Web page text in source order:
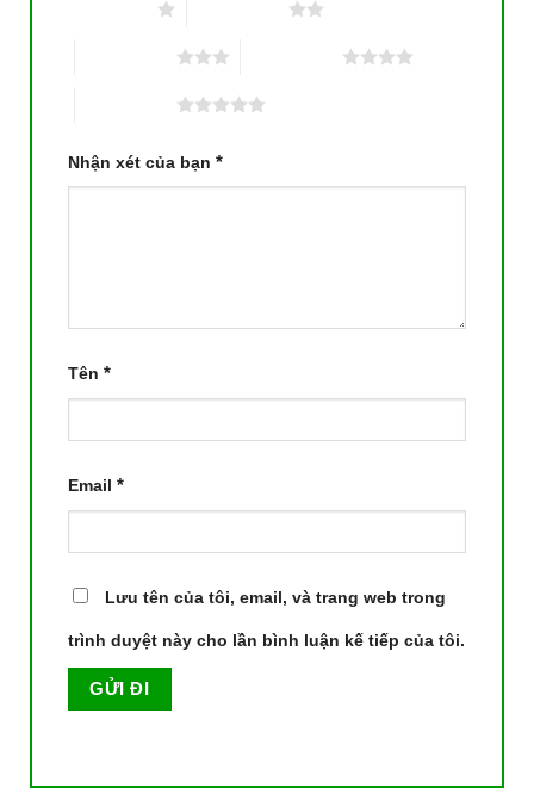
Nhận xét của bạn *
Tên *
Email *
Lưu tên của tôi, email, và trang web trong
trình duyệt này cho lần bình luận kế tiếp của tôi.